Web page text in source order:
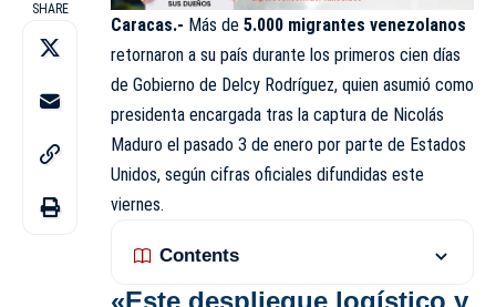
SHARE
Caracas.- Más de 5.000 migrantes venezolanos
retornaron a su país durante los primeros cien días
de Gobierno de Delcy Rodríguez, quien asumió como
presidenta encargada tras la captura de Nicolás
Maduro el pasado 3 de enero por parte de Estados
Unidos, según cifras oficiales difundidas este
viernes.
Contents
«Este despliegue logístico y